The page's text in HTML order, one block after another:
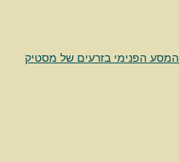
המסע הפנימי בזרעים של מסטיק